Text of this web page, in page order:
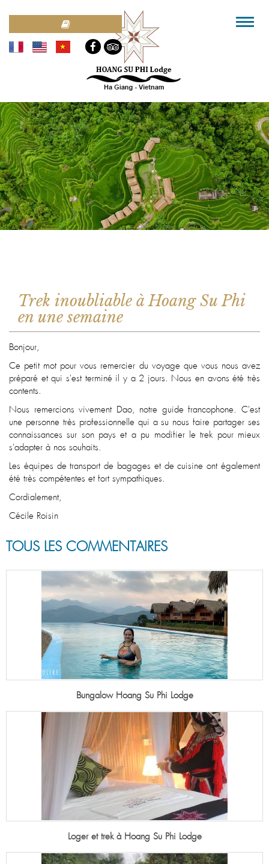
Trek inoubliable à Hoang Su Phi
en une semaine
Bonjour,
Ce petit mot pour vous remercier du voyage que vous nous avez
préparé et qui s'est terminé il y a 2 jours. Nous en avons été très
contents.
Nous remercions vivement Dao, notre guide francophone. C'est
une personne très professionnelle qui a su nous faire partager ses
connaissances sur son pays et a pu modifier le trek pour mieux
s'adapter à nos souhaits.
Les équipes de transport de bagages et de cuisine ont également
été très compétentes et fort sympathiques.
Cordialement,
Cécile Roisin
TOUS LES COMMENTAIRES
Bungalow Hoang Su Phi Lodge
Loger et trek à Hoang Su Phi Lodge